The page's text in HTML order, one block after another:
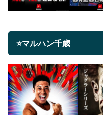
⭐マルハン千歳